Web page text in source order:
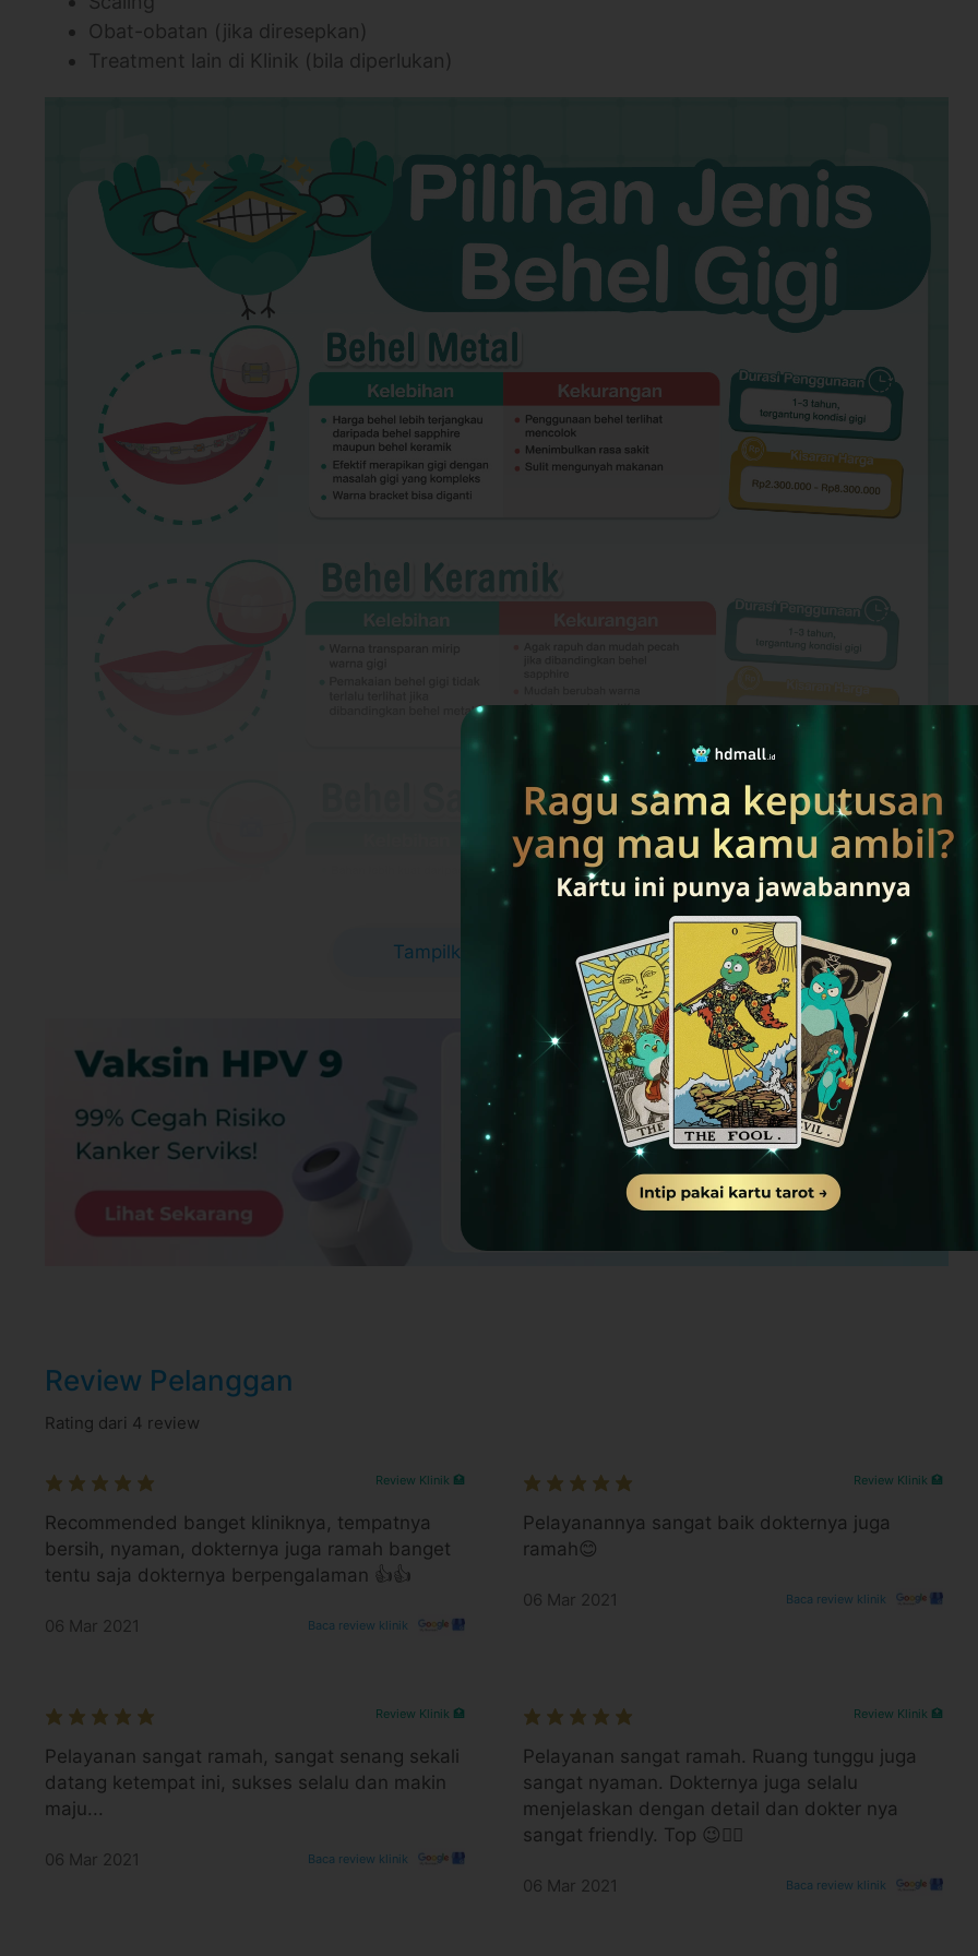
Obat-obatan (jika diresepkan)
Treatment lain di Klinik (bila diperlukan)
Pilihan Jenis Behel Gigi
Informasi Penting Pelepasan Behel
Pasien dapat mengambil paket scaling gigi di klinik ini untuk treatment pelengkap
Pasien disarankan untuk memasang reatainer setelah pelepasan kawat gigi
Jika ada tindakan medis lain, selisih tagihan dapat dibayarkan langsung di klinik
Perawatan setelah tindakan
Segera periksakan ke dokter jika muncul efek samping yang mengganggu
Cocok untuk pasien yang sudah selesai masa perawatan behel dan tidak perlu kontrol
Tampilkan lebih banyak
Review Pelanggan
Rating dari 4 review
Review Klinik 🏥
Recommended banget kliniknya, tempatnya
bersih, nyaman, dokternya juga ramah banget
tentu saja dokternya berpengalaman 👍👍
06 Mar 2021 Baca review klinik
Review Klinik 🏥
Pelayanannya sangat baik dokternya juga
ramah😊
06 Mar 2021 Baca review klinik
Review Klinik 🏥
Pelayanan sangat ramah, sangat senang sekali
datang ketempat ini, sukses selalu dan makin
maju...
06 Mar 2021 Baca review klinik
Review Klinik 🏥
Pelayanan sangat ramah. Ruang tunggu juga
sangat nyaman. Dokternya juga selalu
menjelaskan dengan detail dan dokter nya
sangat friendly. Top 😉👍🏻
06 Mar 2021 Baca review klinik